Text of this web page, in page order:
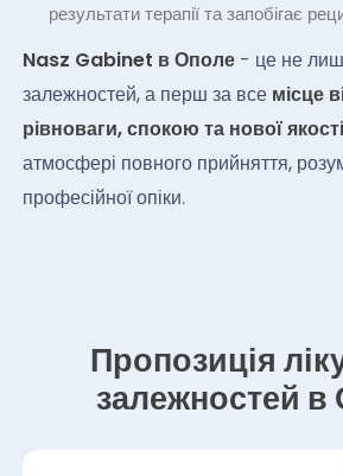
результати терапії та запобігає
Nasz Gabinet в Ополе- це не
залежностей, а перш за все місце
рівноваги, спокою та нової
атмосфері повного прийняття,
професійної опіки.
Пропозиція
залежностей в